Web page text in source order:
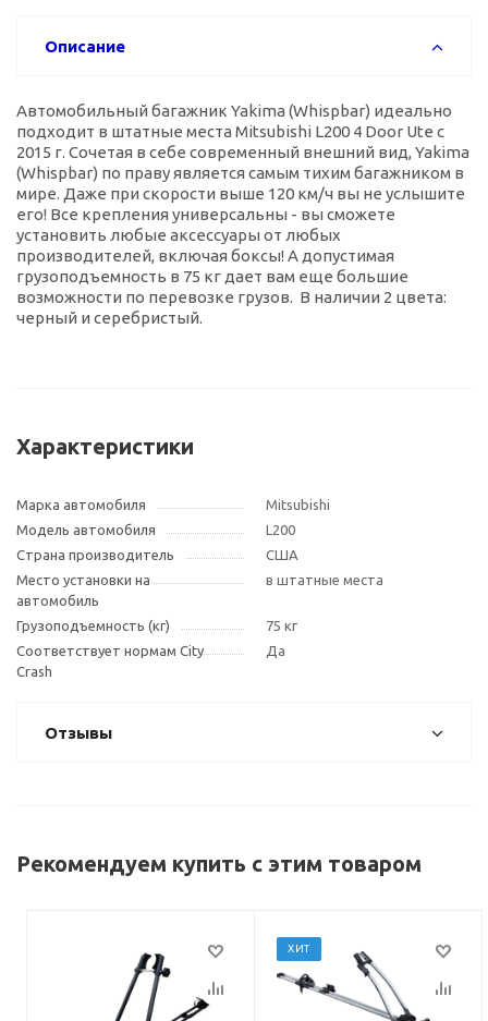
Описание
Автомобильный багажник Yakima (Whispbar) идеально
подходит в штатные места Mitsubishi L200 4 Door Ute с
2015 г. Сочетая в себе современный внешний вид, Yakima
(Whispbar) по праву является самым тихим багажником в
мире. Даже при скорости выше 120 км/ч вы не услышите
его! Все крепления универсальны - вы сможете
установить любые аксессуары от любых
производителей, включая боксы! А допустимая
грузоподъемность в 75 кг дает вам еще большие
возможности по перевозке грузов. В наличии 2 цвета:
черный и серебристый.
Характеристики
Марка автомобиля
Mitsubishi
Модель автомобиля
L200
Страна производитель
США
Место установки на
автомобиль
в штатные места
Грузоподъемность (кг)
75 кг
Соответствует нормам City
Crash
Да
Отзывы
Рекомендуем купить с этим товаром
ХИТ